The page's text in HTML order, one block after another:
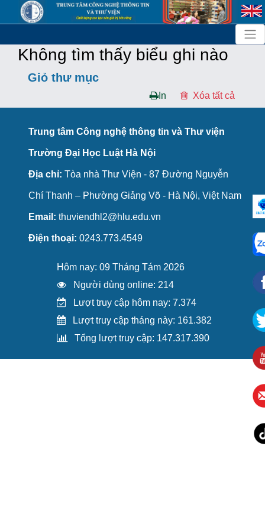
Không tìm thấy biểu ghi nào
Giỏ thư mục
In
Trung tâm Công nghệ thông tin và Thư viện
Trường Đại Học Luật Hà Nội
Địa chỉ: Tòa nhà Thư Viện - 87 Đường Nguyễn
Chí Thanh – Phường Giảng Võ - Hà Nội, Việt Nam
Email: thuviendhl2@hlu.edu.vn
Điện thoại: 0243.773.4549
Hôm nay: 09 Tháng Tám 2026
Người dùng online: 214
Lượt truy cập hôm nay: 7.374
Lượt truy cập tháng này: 161.382
Tổng lượt truy cập: 147.317.390